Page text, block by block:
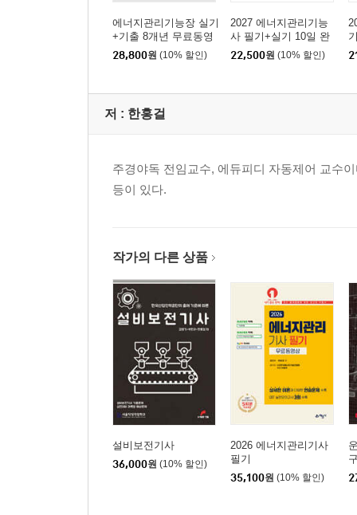
에너지관리기능장 실기
+기출 8개년 무료동영
상
28,800원 (10% 할인)
2027 에너지관리기능
사 필기+실기 10일 완
성+필기 기출 5개년 무
료동영상
22,500원 (10% 할인)
저 : 한홍걸
주경야독 전임교수, 에듀피디 자동제어 교수
등이 있다.
작가의 다른 상품
설비보전기사
36,000원 (10% 할인)
2026 에너지관리기사
필기
35,100원 (10% 할인)